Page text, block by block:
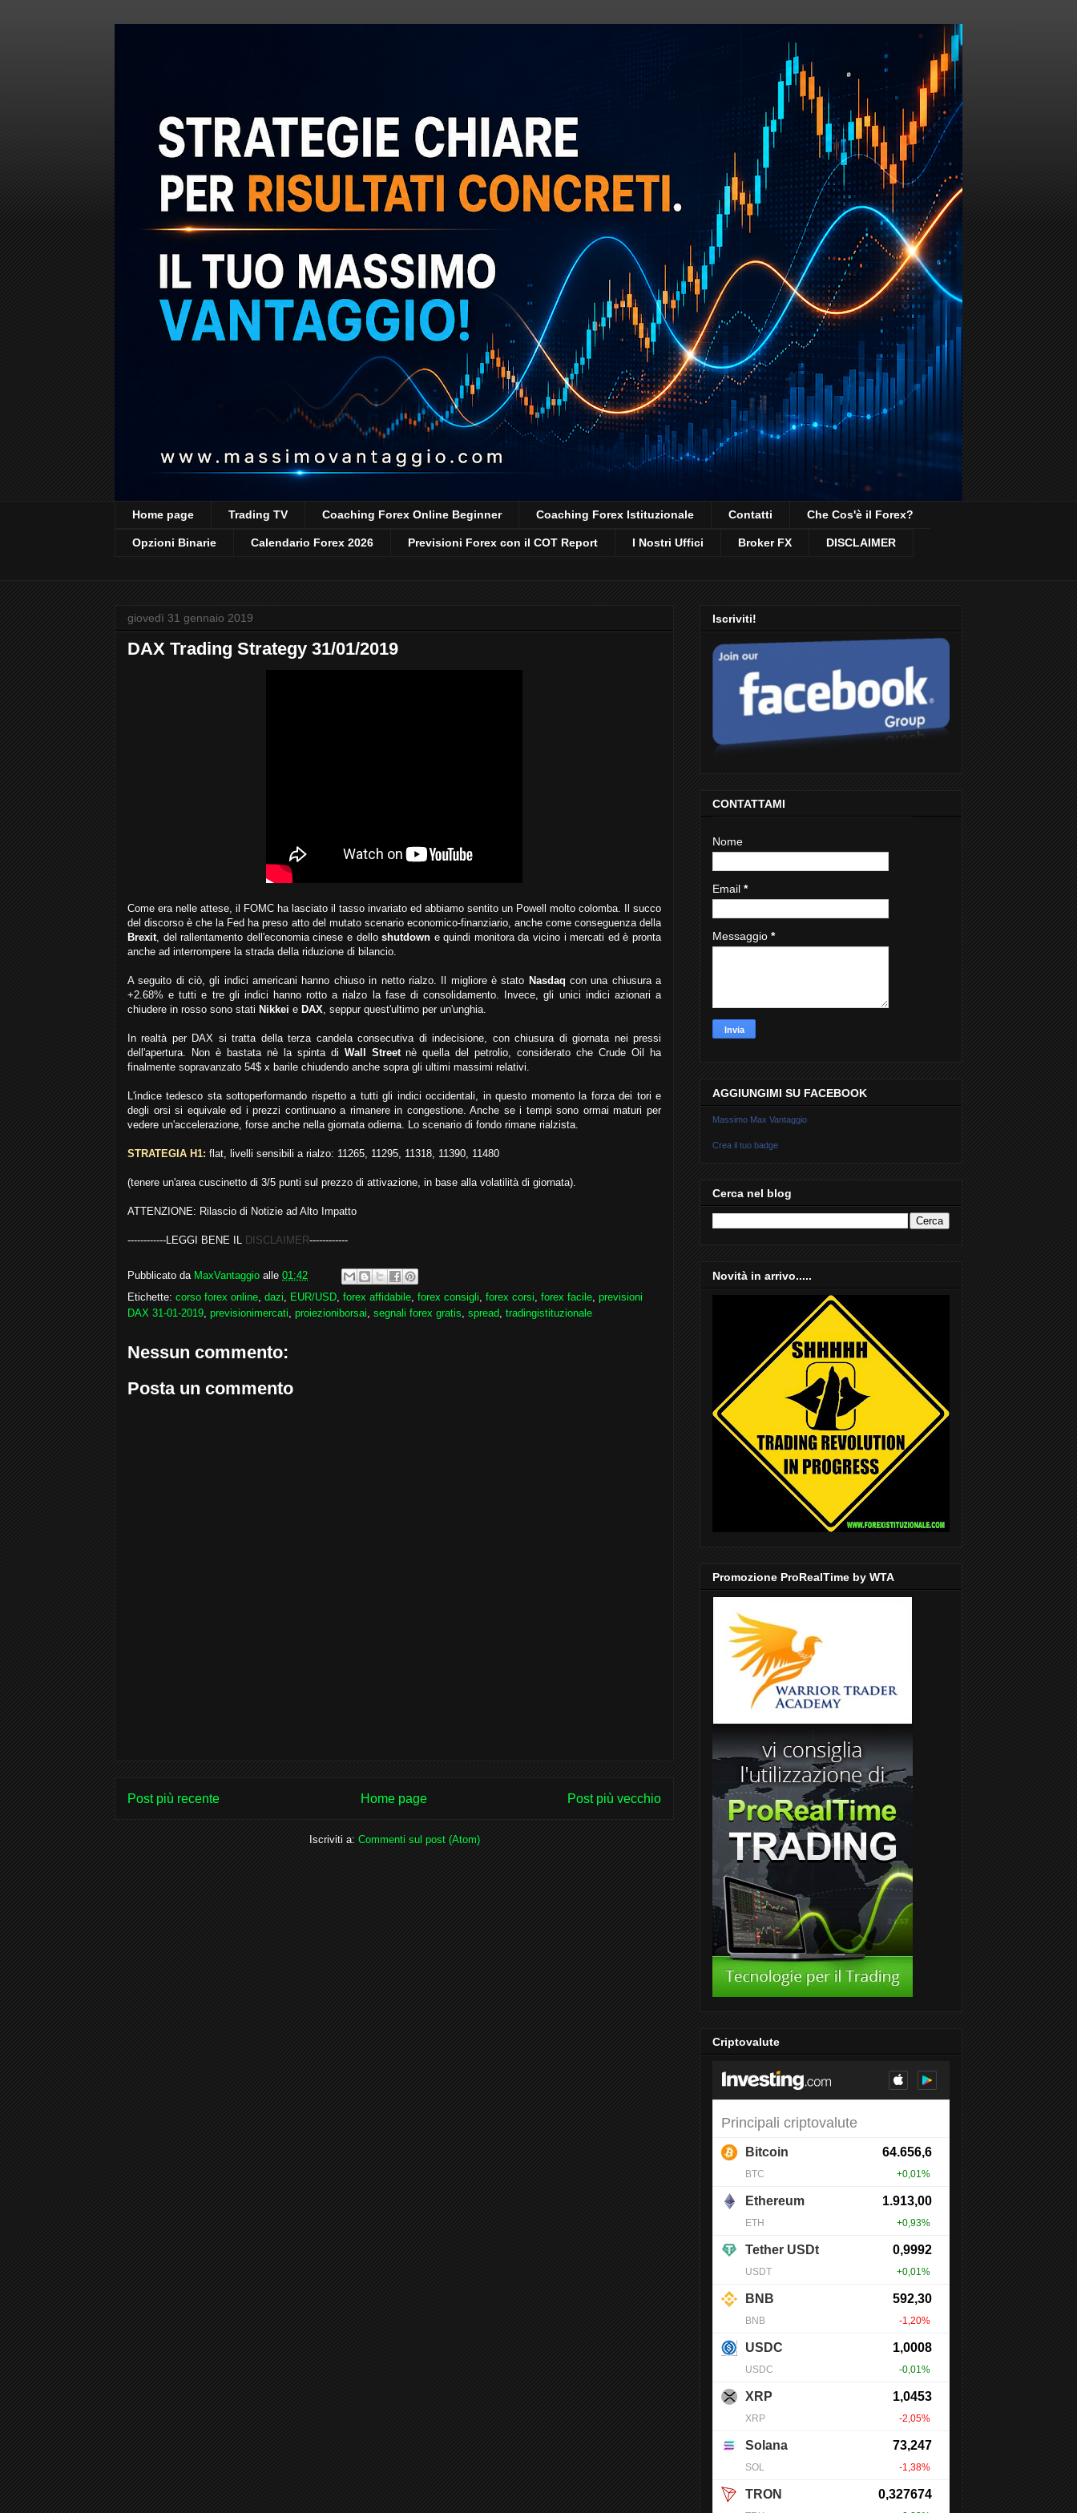
Home page Trading TV Coaching Forex Online Beginner Coaching Forex Istituzionale Contatti Che Cos'è il Forex?
Opzioni Binarie Calendario Forex 2026 Previsioni Forex con il COT Report I Nostri Uffici Broker FX DISCLAIMER
giovedì 31 gennaio 2019
DAX Trading Strategy 31/01/2019
Come era nelle attese, il FOMC ha lasciato il tasso invariato ed abbiamo sentito un Powell molto colomba. Il succo
del discorso è che la Fed ha preso atto del mutato scenario economico-finanziario, anche come conseguenza della
Brexit , del rallentamento dell'economia cinese e delloshutdown e quindi monitora da vicino i mercati ed è pronta
anche ad interrompere la strada della riduzione di bilancio.
A seguito di ciò, gli indici americani hanno chiuso in netto rialzo. Il migliore è stato Nasdaq con una chiusura a
+2.68% e tutti e tre gli indici hanno rotto a rialzo la fase di consolidamento. Invece, gli unici indici azionari a
chiudere in rosso sono stati Nikkei e DAX , seppur quest'ultimo per un'unghia.
In realtà per DAX si tratta della terza candela consecutiva di indecisione, con chiusura di giornata nei pressi
dell'apertura. Non è bastata nè la spinta di Wall Streetnè quella del petrolio, considerato che Crude Oil ha
finalmente sopravanzato 54$ x barile chiudendo anche sopra gli ultimi massimi relativi.
L'indice tedesco sta sottoperformando rispetto a tutti gli indici occidentali, in questo momento la forza dei tori e
degli orsi si equivale ed i prezzi continuano a rimanere in congestione. Anche se i tempi sono ormai maturi per
vedere un'accelerazione, forse anche nella giornata odierna. Lo scenario di fondo rimane rialzista.
STRATEGIA H1: flat, livelli sensibili a rialzo: 11265, 11295, 11318, 11390, 11480
(tenere un'area cuscinetto di 3/5 punti sul prezzo di attivazione, in base alla volatilità di giornata).
ATTENZIONE: Rilascio di Notizie ad Alto Impatto
------------LEGGI BENE IL DISCLAIMER------------
Pubblicato da MaxVantaggio alle 01:42
Etichette: corso forex online dazi EUR/USD forex affidabile forex consigli forex corsi forex facile previsioni
DAX 31-01-2019 previsionimercati proiezioniborsai segnali forex gratis spread tradingistituzionale
Nessun commento:
Posta un commento
Post più recente Post più vecchio
Home page
Iscriviti a: Commenti sul post (Atom)
Iscriviti!
CONTATTAMI
Nome
Email *
Messaggio *
AGGIUNGIMI SU FACEBOOK
Massimo Max Vantaggio
Crea il tuo badge
Cerca nel blog
Novità in arrivo.....
Promozione ProRealTime by WTA
Criptovalute